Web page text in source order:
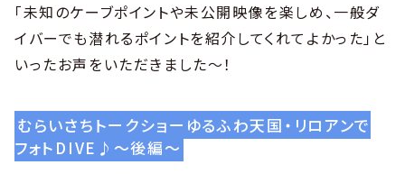
「未知のケーブポイントや未公開映像を楽しめ、一般ダ
イバーでも潜れるポイントを紹介してくれてよかった」と
いったお声をいただきました〜！
むらいさちトークショーゆるふわ天国・リロアンで
フォトDIVE♪〜後編〜